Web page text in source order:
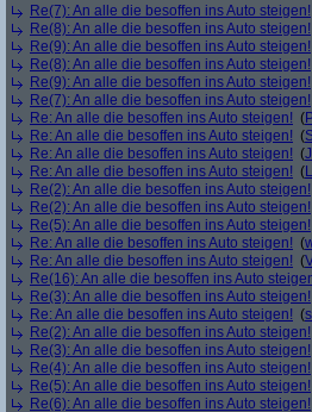
Re(7): An alle die besoffen ins Auto steigen!
Re(8): An alle die besoffen ins Auto steigen!
Re(9): An alle die besoffen ins Auto steigen!
Re(8): An alle die besoffen ins Auto steigen!
Re(9): An alle die besoffen ins Auto steigen!
Re(7): An alle die besoffen ins Auto steigen!
Re: An alle die besoffen ins Auto steigen! (
Re: An alle die besoffen ins Auto steigen! (
Re: An alle die besoffen ins Auto steigen! (
Re: An alle die besoffen ins Auto steigen! (
Re(2): An alle die besoffen ins Auto steigen!
Re(2): An alle die besoffen ins Auto steigen!
Re(5): An alle die besoffen ins Auto steigen!
Re: An alle die besoffen ins Auto steigen! (
Re: An alle die besoffen ins Auto steigen! (
Re(16): An alle die besoffen ins Auto
Re(3): An alle die besoffen ins Auto steigen!
Re: An alle die besoffen ins Auto steigen! (
Re(2): An alle die besoffen ins Auto steigen!
Re(3): An alle die besoffen ins Auto steigen!
Re(4): An alle die besoffen ins Auto steigen!
Re(5): An alle die besoffen ins Auto steigen!
Re(6): An alle die besoffen ins Auto steigen!